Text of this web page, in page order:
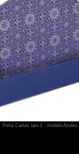
Porta Cartas tipo 1 - modelo Azules